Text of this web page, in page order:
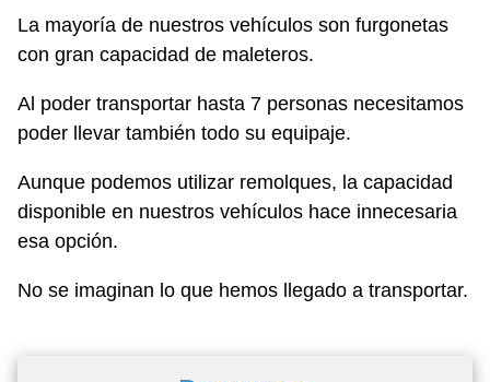
La mayoría de nuestros vehículos son furgonetas
con gran capacidad de maleteros.
Al poder transportar hasta 7 personas necesitamos
poder llevar también todo su equipaje.
Aunque podemos utilizar remolques, la capacidad
disponible en nuestros vehículos hace innecesaria
esa opción.
No se imaginan lo que hemos llegado a transportar.